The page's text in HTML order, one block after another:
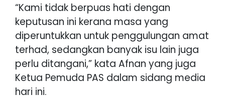
“Kami tidak berpuas hati dengan
keputusan ini kerana masa yang
diperuntukkan untuk penggulungan amat
terhad, sedangkan banyak isu lain juga
perlu ditangani,” kata Afnan yang juga
Ketua Pemuda PAS dalam sidang media
hari ini.